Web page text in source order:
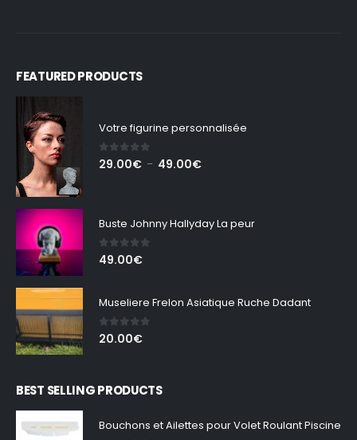
FEATURED PRODUCTS
Votre figurine personnalisée
0out of 5
29.00€ – 49.00€Plage
à
Buste Johnny Hallyday La peur
0 out of 5
49.00€
Museliere Frelon Asiatique Ruche Dadant
0out of 5
20.00€
BEST SELLING PRODUCTS
Bouchons et Ailettes pour Volet Roulant Piscine